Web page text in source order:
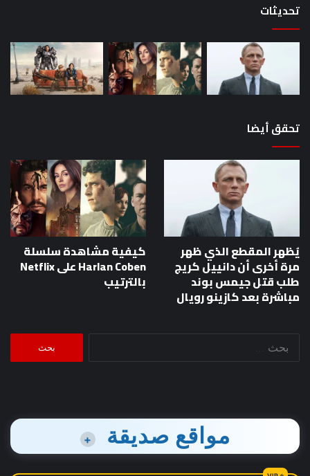
تحديثات
تحقق أيضا
يُظهر المقطع الذي ظهر
مرة أخرى أن دانييل كريج
طلب قتل جيمس بوند
مباشرة بعد كازينو رويال
كيفية مشاهدة سلسلة
Harlan Coben على Netflix
بالترتيب
البحث
مواقع صديقة +